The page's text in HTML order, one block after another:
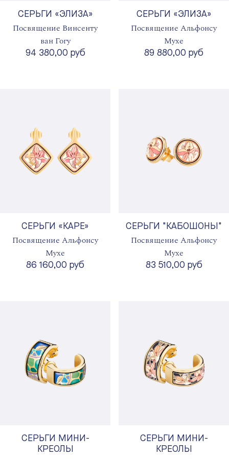
СЕРЬГИ «ЭЛИЗА»
Посвящение Винсенту
ван Гогу
94 380,00 руб
СЕРЬГИ «ЭЛИЗА»
Посвящение Альфонсу
Мухе
89 880,00 руб
СЕРЬГИ «КАРЕ»
Посвящение Альфонсу
Мухе
86 160,00 руб
СЕРЬГИ "КАБОШОНЫ"
Посвящение Альфонсу
Мухе
83 510,00 руб
СЕРЬГИ МИНИ-
КРЕОЛЫ
СЕРЬГИ МИНИ-
КРЕОЛЫ